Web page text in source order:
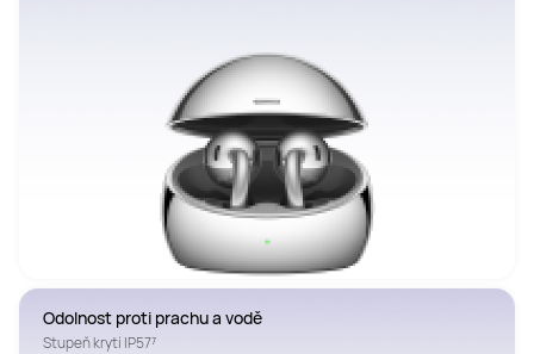
Odolnost proti prachu a vodě
Stupeň krytí IP57⁷